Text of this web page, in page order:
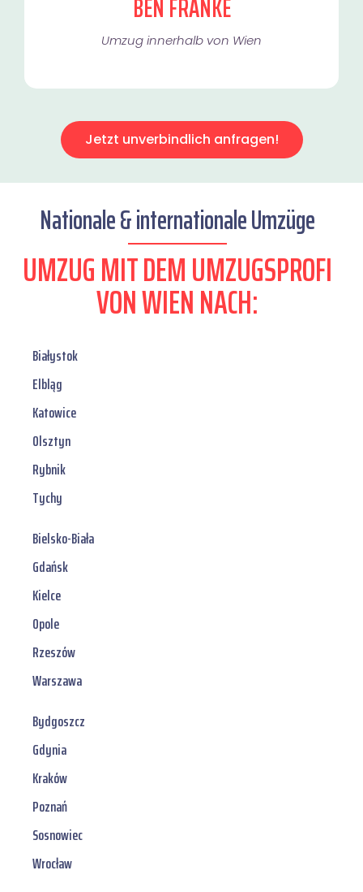
BEN FRANKE
Umzug innerhalb von Wien​
Jetzt unverbindlich anfragen!
Nationale & internationale Umzüge
UMZUG MIT DEM UMZUGSPROFI
VON WIEN NACH:
Białystok
Elbląg
Katowice
Olsztyn
Rybnik
Tychy
Bielsko-Biała
Gdańsk
Kielce
Opole
Rzeszów
Warszawa
Bydgoszcz
Gdynia
Kraków
Poznań
Sosnowiec
Wrocław